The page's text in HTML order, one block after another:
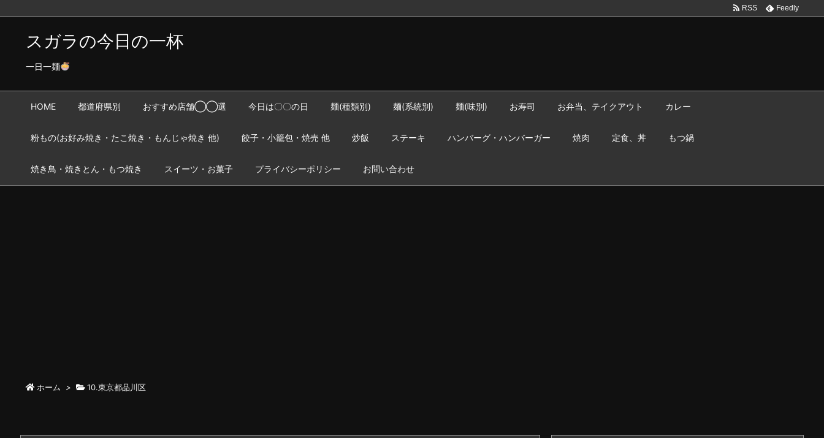
スガラの今日の一杯
一日一麺
HOME 都道府県別 おすすめ店舗◯◯選 今日は〇〇の日 麺(種類別) 麺(系統別) 麺(味別) お寿司 お弁当、テイクアウト カレー
粉もの(お好み焼き・たこ焼き・もんじゃ焼き 他) 餃子・小籠包・焼売 他 炒飯 ステーキ ハンバーグ・ハンバーガー 焼肉 定食、丼 もつ鍋
焼き鳥・焼きとん・もつ焼き スイーツ・お菓子 プライバシーポリシー お問い合わせ
RSS Feedly
ホーム > 10.東京都品川区